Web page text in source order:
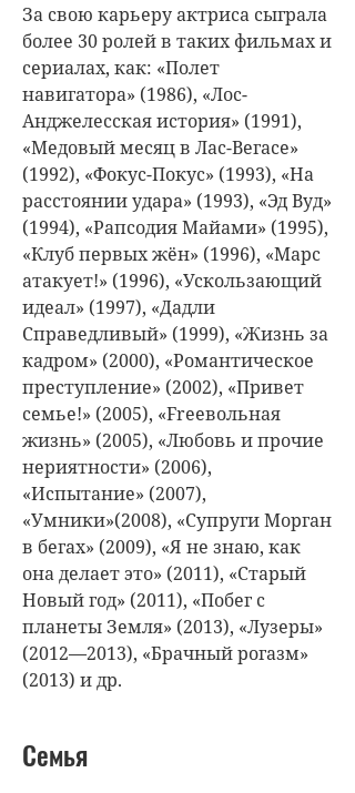
За свою карьеру актриса сыграла
более 30 ролей в таких фильмах и
сериалах, как: «Полет
навигатора» (1986), «Лос-
Анджелесская история» (1991),
«Медовый месяц в Лас-Вегасе»
(1992), «Фокус-Покус» (1993), «На
расстоянии удара» (1993), «Эд Вуд»
(1994), «Рапсодия Майами» (1995),
«Клуб первых жён» (1996), «Марс
атакует!» (1996), «Ускользающий
идеал» (1997), «Дадли
Справедливый» (1999), «Жизнь за
кадром» (2000), «Романтическое
преступление» (2002), «Привет
семье!» (2005), «Freeвольная
жизнь» (2005), «Любовь и прочие
нериятности» (2006),
«Испытание» (2007),
«Умники»(2008), «Супруги Морган
в бегах» (2009), «Я не знаю, как
она делает это» (2011), «Старый
Новый год» (2011), «Побег с
планеты Земля» (2013), «Лузеры»
(2012—2013), «Брачный рогазм»
(2013) и др.
Семья